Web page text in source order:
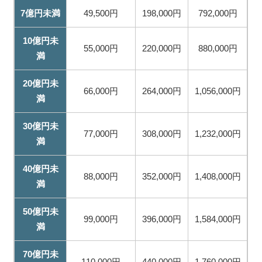
7億円未満 49,500円 198,000円 792,000円
10億円未
満
55,000円 220,000円 880,000円
20億円未
満
66,000円 264,000円 1,056,000円
30億円未
満
77,000円 308,000円 1,232,000円
40億円未
満
88,000円 352,000円 1,408,000円
50億円未
満
99,000円 396,000円 1,584,000円
70億円未